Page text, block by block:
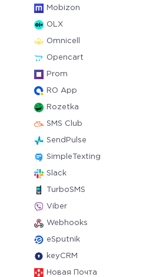
Mobizon
OLX
Omnicell
Opencart
Prom
RO App
Rozetka
SMS Club
SendPulse
SimpleTexting
Slack
TurboSMS
Viber
Webhooks
eSputnik
keyCRM
Новая Почта